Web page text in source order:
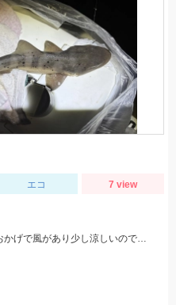
エコ 7 view
お盆休みに入ったのにトリプル台風のおかげで風があり少し涼しいのですが波も高めでなかなか当たりが無い。キスは何処へ。 日の出前に大きい当たり、波打ち際まで上がって来た時に舌平目か？もしかしてマゴチ？ と思ったら何とドチザメの子供でしたー。 調べたら食べられるらしいですが 今回はちょっと不安だったのでリリースしました。 居るんですね〜伊勢湾にもサメが。 人を襲うサメじゃ無くて良かったです。笑